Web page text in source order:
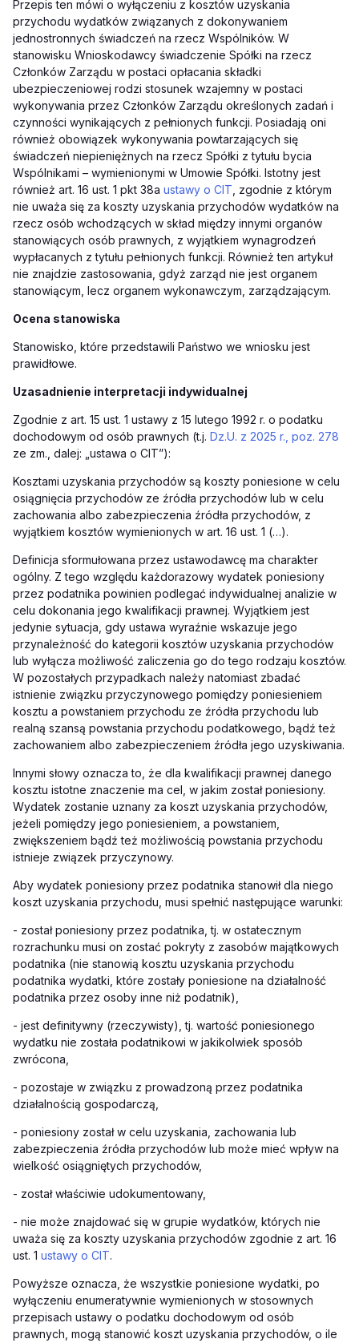
Przepis ten mówi o wyłączeniu z kosztów uzyskania
przychodu wydatków związanych z dokonywaniem
jednostronnych świadczeń na rzecz Wspólników. W
stanowisku Wnioskodawcy świadczenie Spółki na rzecz
Członków Zarządu w postaci opłacania składki
ubezpieczeniowej rodzi stosunek wzajemny w postaci
wykonywania przez Członków Zarządu określonych zadań i
czynności wynikających z pełnionych funkcji. Posiadają oni
również obowiązek wykonywania powtarzających się
świadczeń niepieniężnych na rzecz Spółki z tytułu bycia
Wspólnikami – wymienionymi w Umowie Spółki. Istotny jest
również art. 16 ust. 1 pkt 38a ustawy o CIT , zgodnie z którym
nie uważa się za koszty uzyskania przychodów wydatków na
rzecz osób wchodzących w skład między innymi organów
stanowiących osób prawnych, z wyjątkiem wynagrodzeń
wypłacanych z tytułu pełnionych funkcji. Również ten artykuł
nie znajdzie zastosowania, gdyż zarząd nie jest organem
stanowiącym, lecz organem wykonawczym, zarządzającym.
Ocena stanowiska
Stanowisko, które przedstawili Państwo we wniosku jest
prawidłowe.
Uzasadnienie interpretacji indywidualnej
Zgodnie z art. 15 ust. 1 ustawy z 15 lutego 1992 r. o podatku
dochodowym od osób prawnych (t.j. Dz.U. z 2025 r., poz. 278
ze zm., dalej: „ustawa o CIT”):
Kosztami uzyskania przychodów są koszty poniesione w celu
osiągnięcia przychodów ze źródła przychodów lub w celu
zachowania albo zabezpieczenia źródła przychodów, z
wyjątkiem kosztów wymienionych w art. 16 ust. 1 (…).
Definicja sformułowana przez ustawodawcę ma charakter
ogólny. Z tego względu każdorazowy wydatek poniesiony
przez podatnika powinien podlegać indywidualnej analizie w
celu dokonania jego kwalifikacji prawnej. Wyjątkiem jest
jedynie sytuacja, gdy ustawa wyraźnie wskazuje jego
przynależność do kategorii kosztów uzyskania przychodów
lub wyłącza możliwość zaliczenia go do tego rodzaju kosztów.
W pozostałych przypadkach należy natomiast zbadać
istnienie związku przyczynowego pomiędzy poniesieniem
kosztu a powstaniem przychodu ze źródła przychodu lub
realną szansą powstania przychodu podatkowego, bądź też
zachowaniem albo zabezpieczeniem źródła jego uzyskiwania.
Innymi słowy oznacza to, że dla kwalifikacji prawnej danego
kosztu istotne znaczenie ma cel, w jakim został poniesiony.
Wydatek zostanie uznany za koszt uzyskania przychodów,
jeżeli pomiędzy jego poniesieniem, a powstaniem,
zwiększeniem bądź też możliwością powstania przychodu
istnieje związek przyczynowy.
Aby wydatek poniesiony przez podatnika stanowił dla niego
koszt uzyskania przychodu, musi spełnić następujące warunki:
- został poniesiony przez podatnika, tj. w ostatecznym
rozrachunku musi on zostać pokryty z zasobów majątkowych
podatnika (nie stanowią kosztu uzyskania przychodu
podatnika wydatki, które zostały poniesione na działalność
podatnika przez osoby inne niż podatnik),
- jest definitywny (rzeczywisty), tj. wartość poniesionego
wydatku nie została podatnikowi w jakikolwiek sposób
zwrócona,
- pozostaje w związku z prowadzoną przez podatnika
działalnością gospodarczą,
- poniesiony został w celu uzyskania, zachowania lub
zabezpieczenia źródła przychodów lub może mieć wpływ na
wielkość osiągniętych przychodów,
- został właściwie udokumentowany,
- nie może znajdować się w grupie wydatków, których nie
uważa się za koszty uzyskania przychodów zgodnie z art. 16
ust. 1 ustawy o CIT.
Powyższe oznacza, że wszystkie poniesione wydatki, po
wyłączeniu enumeratywnie wymienionych w stosownych
przepisach ustawy o podatku dochodowym od osób
prawnych, mogą stanowić koszt uzyskania przychodów, o ile